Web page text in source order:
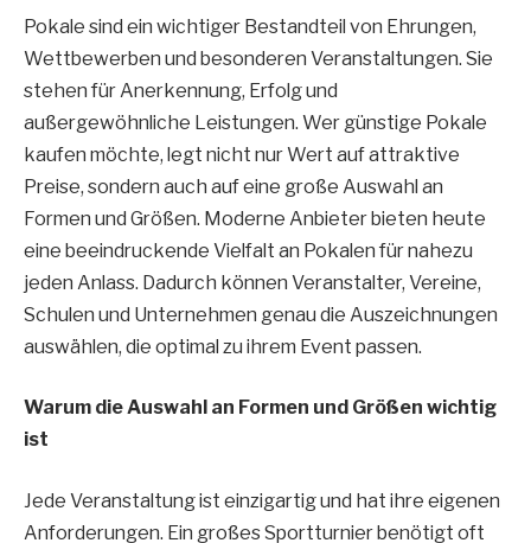
Pokale sind ein wichtiger Bestandteil von Ehrungen,
Wettbewerben und besonderen Veranstaltungen. Sie
stehen für Anerkennung, Erfolg und
außergewöhnliche Leistungen. Wer günstige Pokale
kaufen möchte, legt nicht nur Wert auf attraktive
Preise, sondern auch auf eine große Auswahl an
Formen und Größen. Moderne Anbieter bieten heute
eine beeindruckende Vielfalt an Pokalen für nahezu
jeden Anlass. Dadurch können Veranstalter, Vereine,
Schulen und Unternehmen genau die Auszeichnungen
auswählen, die optimal zu ihrem Event passen.
Warum die Auswahl an Formen und Größen wichtig
ist
Jede Veranstaltung ist einzigartig und hat ihre eigenen
Anforderungen. Ein großes Sportturnier benötigt oft